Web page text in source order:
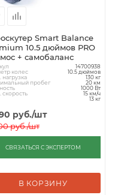
Smart Balance
10.5 дюймов PRO
+ самобаланс
14700938
колес 10.5 дюймов
нагрузка 130 кг
пробег 20 км
1000 Вт
скорость 15 км/ч
13 кг
руб./шт
руб./шт
СВЯЗАТЬСЯ С ЭКСПЕРТОМ
В КОРЗИНУ